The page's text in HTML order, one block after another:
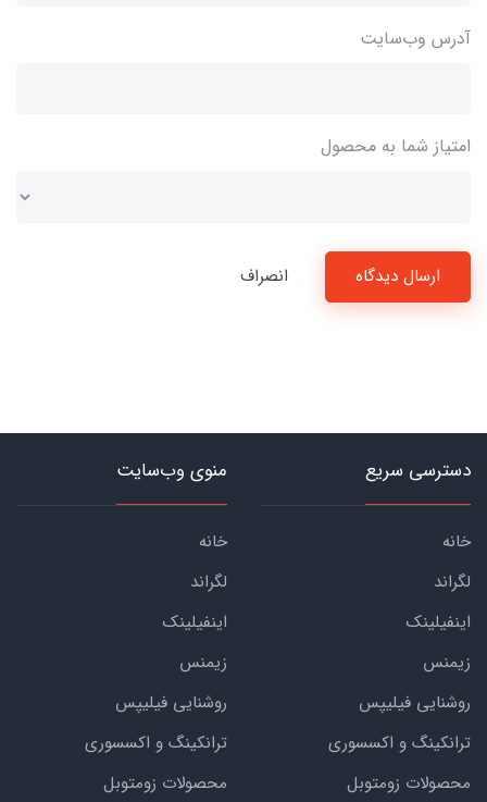
آدرس وب‌سایت
امتیاز شما به محصول
ارسال دیدگاه انصراف
دسترسی سریع
خانه
لگراند
اینفیلینک
زیمنس
روشنایی فیلیپس
ترانکینگ و اکسسوری
محصولات زومتوبل
منوی وب‌سایت
خانه
لگراند
اینفیلینک
زیمنس
روشنایی فیلیپس
ترانکینگ و اکسسوری
محصولات زومتوبل